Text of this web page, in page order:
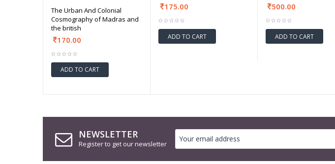
The Urban And Colonial
Cosmography of Madras and
the british
170.00
ADD TO CART
175.00
ADD TO CART
500.00
ADD TO CART
NEWSLETTER
Register to get our newsletter